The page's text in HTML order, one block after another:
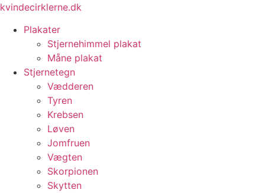
Videre
indhold
kvindecirklerne.dk
Plakater
Stjernehimmel plakat
Måne plakat
Stjernetegn
Vædderen
Tyren
Krebsen
Løven
Jomfruen
Vægten
Skorpionen
Skytten